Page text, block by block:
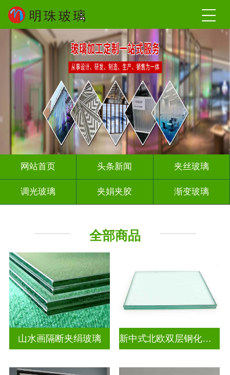
网站首页 头条新闻 夹丝玻璃
调光玻璃 夹娟夹胶 渐变玻璃
全部商品
山水画隔断夹绢玻璃 新中式北欧双层钢化夹胶